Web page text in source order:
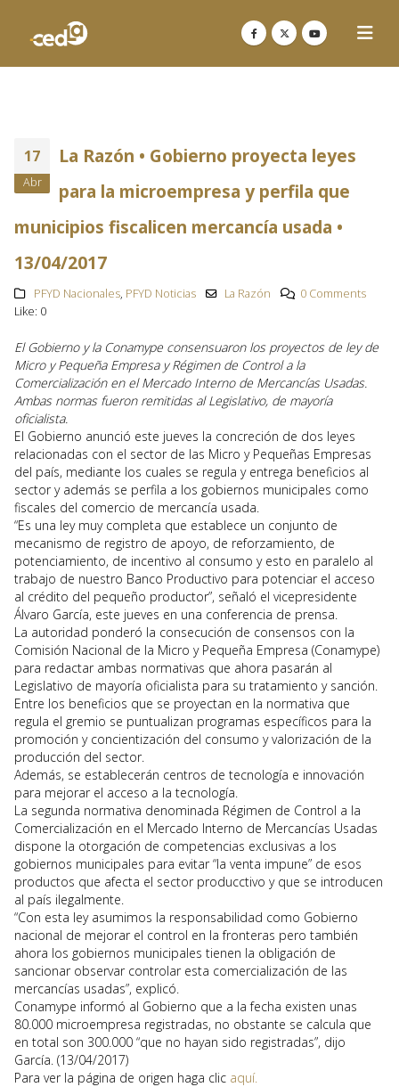
17
Abr
La Razón • Gobierno proyecta leyes
para la microempresa y perfila que
municipios fiscalicen mercancía usada •
13/04/2017
PFYD Nacionales, PFYD Noticias La Razón
0 Comments
Like: 0
El Gobierno y la Conamype consensuaron los proyectos de ley de
Micro y Pequeña Empresa y Régimen de Control a la
Comercialización en el Mercado Interno de Mercancías Usadas.
Ambas normas fueron remitidas al Legislativo, de mayoría
oficialista.
El Gobierno anunció este jueves la concreción de dos leyes
relacionadas con el sector de las Micro y Pequeñas Empresas
del país, mediante los cuales se regula y entrega beneficios al
sector y además se perfila a los gobiernos municipales como
fiscales del comercio de mercancía usada.
“Es una ley muy completa que establece un conjunto de
mecanismo de registro de apoyo, de reforzamiento, de
potenciamiento, de incentivo al consumo y esto en paralelo al
trabajo de nuestro Banco Productivo para potenciar el acceso
al crédito del pequeño productor”, señaló el vicepresidente
Álvaro García, este jueves en una conferencia de prensa.
La autoridad ponderó la consecución de consensos con la
Comisión Nacional de la Micro y Pequeña Empresa (Conamype)
para redactar ambas normativas que ahora pasarán al
Legislativo de mayoría oficialista para su tratamiento y sanción.
Entre los beneficios que se proyectan en la normativa que
regula el gremio se puntualizan programas específicos para la
promoción y concientización del consumo y valorización de la
producción del sector.
Además, se establecerán centros de tecnología e innovación
para mejorar el acceso a la tecnología.
La segunda normativa denominada Régimen de Control a la
Comercialización en el Mercado Interno de Mercancías Usadas
dispone la otorgación de competencias exclusivas a los
gobiernos municipales para evitar “la venta impune” de esos
productos que afecta el sector producctivo y que se introducen
al país ilegalmente.
“Con esta ley asumimos la responsabilidad como Gobierno
nacional de mejorar el control en la fronteras pero también
ahora los gobiernos municipales tienen la obligación de
sancionar observar controlar esta comercialización de las
mercancías usadas”, explicó.
Conamype informó al Gobierno que a la fecha existen unas
80.000 microempresa registradas, no obstante se calcula que
en total son 300.000 “que no hayan sido registradas”, dijo
García. (13/04/2017)
Para ver la página de origen haga clic aquí.